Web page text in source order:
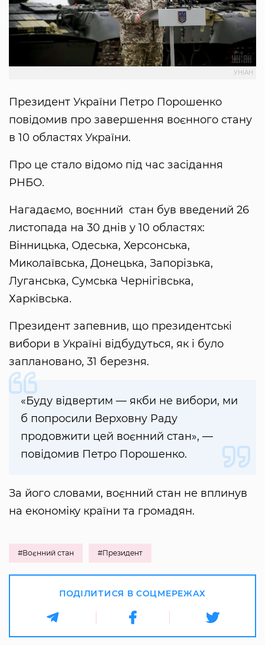
УНІАН
Президент України Петро Порошенко
повідомив про завершення воєнного стану
в 10 областях України.
Про це стало відомо під час засідання
РНБО.
Нагадаємо, воєнний стан був введений 26
листопада на 30 днів у 10 областях:
Вінницька, Одеська, Херсонська,
Миколаївська, Донецька, Запорізька,
Луганська, Сумська Чернігівська,
Харківська.
Президент запевнив, що президентські
вибори в Україні відбудуться, як і було
заплановано, 31 березня.
«Буду відвертим — якби не вибори, ми
б попросили Верховну Раду
продовжити цей воєнний стан», —
повідомив Петро Порошенко.
За його словами, воєнний стан не вплинув
на економіку країни та громадян.
#Воєнний стан #Президент
ПОДІЛИТИСЯ В СОЦМЕРЕЖАХ